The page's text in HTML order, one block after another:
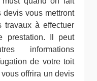
vous mettront
travaux à effectuer
prestation. Il peut
informations
de votre toit
offrira un devis